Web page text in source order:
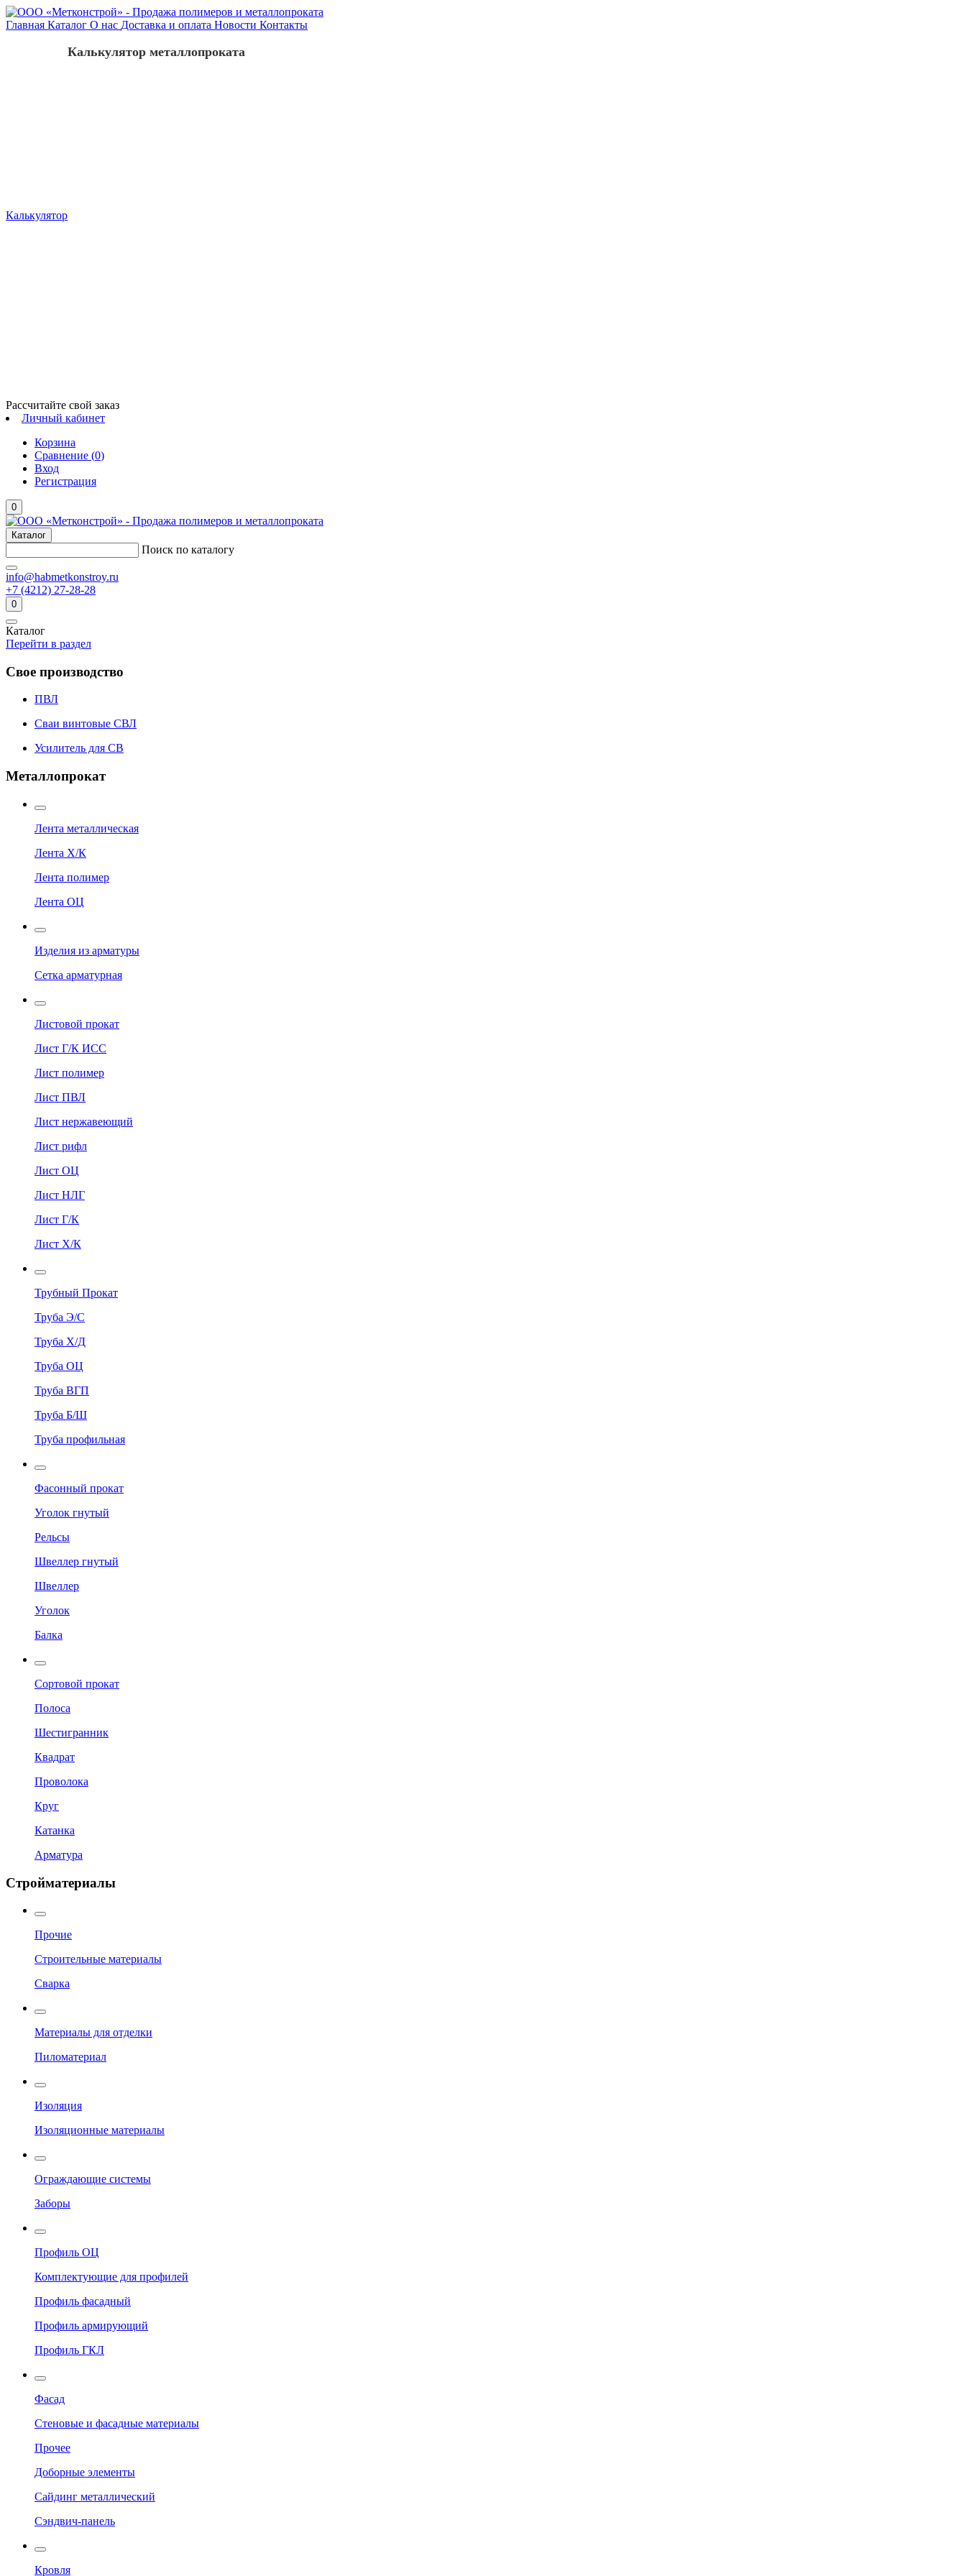
Главная Каталог О нас Доставка и оплата Новости Контакты
Калькулятор
Калькулятор металлопроката
Рассчитайте свой заказ
Личный кабинет
Корзина
Сравнение (0)
Вход
Регистрация
0
Каталог
Поиск по каталогу
info@habmetkonstroy.ru
+7 (4212) 27-28-28
0
Каталог
Перейти в раздел
Свое производство
ПВЛ
Сваи винтовые СВЛ
Усилитель для СВ
Металлопрокат
Лента металлическая
Лента Х/К
Лента полимер
Лента ОЦ
Изделия из арматуры
Сетка арматурная
Листовой прокат
Лист Г/К ИСС
Лист полимер
Лист ПВЛ
Лист нержавеющий
Лист рифл
Лист ОЦ
Лист НЛГ
Лист Г/К
Лист Х/К
Трубный Прокат
Труба Э/С
Труба Х/Д
Труба ОЦ
Труба ВГП
Труба Б/Ш
Труба профильная
Фасонный прокат
Уголок гнутый
Рельсы
Швеллер гнутый
Швеллер
Уголок
Балка
Сортовой прокат
Полоса
Шестигранник
Квадрат
Проволока
Круг
Катанка
Арматура
Стройматериалы
Прочие
Строительные материалы
Сварка
Материалы для отделки
Пиломатериал
Изоляция
Изоляционные материалы
Ограждающие системы
Заборы
Профиль ОЦ
Комплектующие для профилей
Профиль фасадный
Профиль армирующий
Профиль ГКЛ
Фасад
Стеновые и фасадные материалы
Прочее
Доборные элементы
Сайдинг металлический
Сэндвич-панель
Кровля